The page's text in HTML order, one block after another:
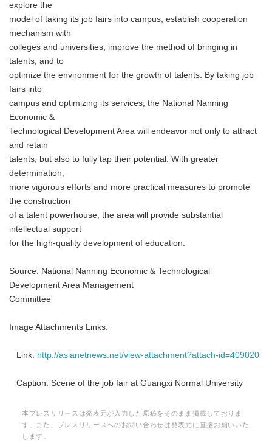
explore the
model of taking its job fairs into campus, establish cooperation
mechanism with
colleges and universities, improve the method of bringing in
talents, and to
optimize the environment for the growth of talents. By taking job
fairs into
campus and optimizing its services, the National Nanning
Economic &
Technological Development Area will endeavor not only to attract
and retain
talents, but also to fully tap their potential. With greater
determination,
more vigorous efforts and more practical measures to promote
the construction
of a talent powerhouse, the area will provide substantial
intellectual support
for the high-quality development of education.
Source: National Nanning Economic & Technological
Development Area Management
Committee
Image Attachments Links:
Link: http://asianetnews.net/view-attachment?attach-id=409020
Caption: Scene of the job fair at Guangxi Normal University
本プレスリリースは発表元が入力した原稿をそのまま掲載しておりま
す。また、プレスリリースへのお問い合わせは発表元に直接お願いいた
します。